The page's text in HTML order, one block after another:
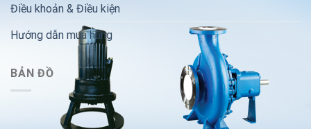
Điều khoản & Điều kiện
Hướng dẫn mua hàng
BẢN ĐỒ